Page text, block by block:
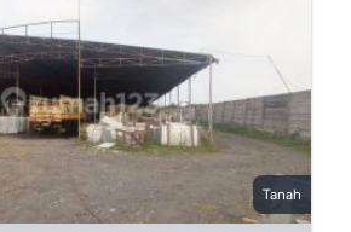
Tanah